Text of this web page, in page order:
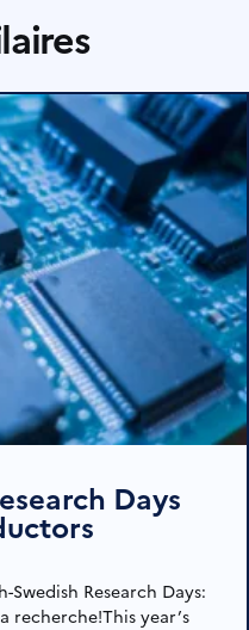
Days
Research Days:
recherche!This year’s